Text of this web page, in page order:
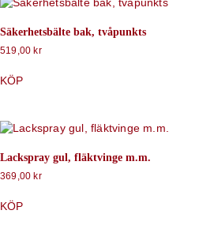
Säkerhetsbälte bak, tvåpunkts
519,00 kr
KÖP
Lackspray gul, fläktvinge m.m.
369,00 kr
KÖP